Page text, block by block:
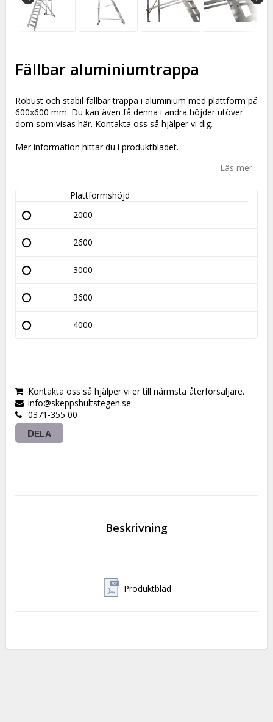
Fällbar aluminiumtrappa
Robust och stabil fällbar trappa i aluminium med plattform på
600x600 mm. Du kan även få denna i andra höjder utöver
dom som visas här. Kontakta oss så hjälper vi dig.
Mer information hittar du i produktbladet.
Läs mer...
Plattformshöjd
2000
2600
3000
3600
4000
Kontakta oss så hjälper vi er till närmsta återförsäljare.
info@skeppshultstegen.se
0371-355 00
DELA
Beskrivning
Produktblad